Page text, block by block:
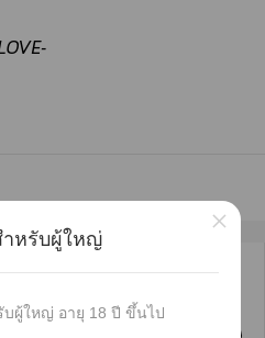
ำหรับผู้ใหญ่
บผู้ใหญ่ อายุ 18 ปี ขึ้นไป
×